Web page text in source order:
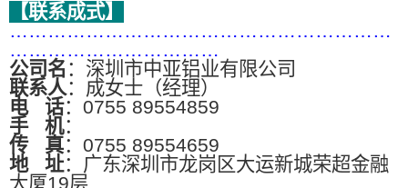
【联系成式】
……………………………………………………
……………………………
公司名 ：深圳市中亚铝业有限公司
联系人：成女士（经理）
电
话：0755 89554859
手 机：
传
真：0755 89554659
地
址：广东深圳市龙岗区大运新城荣超金融
大厦19层